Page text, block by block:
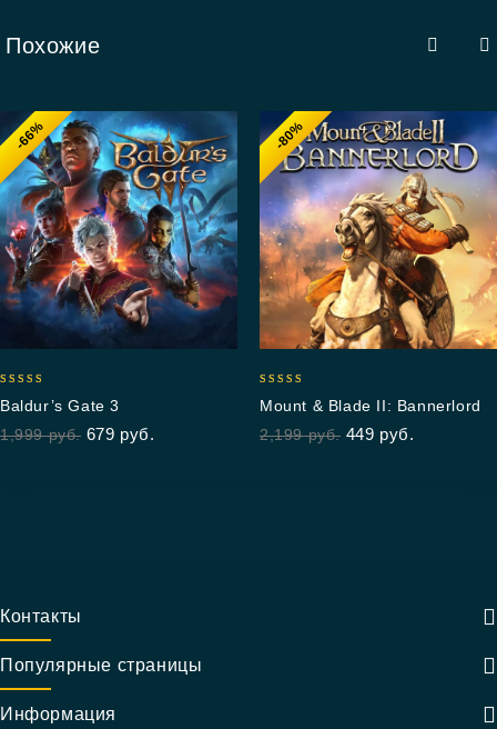
Похожие
-66%
out of 5
Baldur’s Gate 3
1,999руб. 679 руб.
-80%
out of 5
Mount & Blade II: Bannerlord
2,199руб. 449 руб.
Контакты
Популярные страницы
Информация